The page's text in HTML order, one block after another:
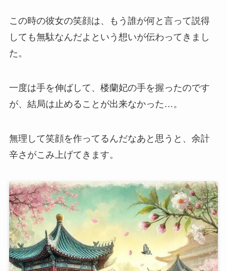
この時の彼女の笑顔は、もう誰が何と言って説得
しても無駄なんだよという想いが伝わってきまし
た。
一度は手を伸ばして、楼蘭妃の手を握ったのです
が、結局は止めることが出来なかった…。
無理して笑顔を作ってるんだなあと思うと、余計
辛さがこみ上げてきます。